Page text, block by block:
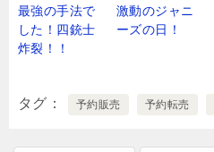
最強の手法で
した！四銃士
炸裂！！
激動のジャニ
ーズの日！
タグ 予約販売 予約転売